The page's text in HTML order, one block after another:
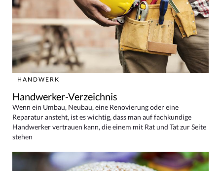
HANDWERK
Handwerker-Verzeichnis
Wenn ein Umbau, Neubau, eine Renovierung oder eine
Reparatur ansteht, ist es wichtig, dass man auf fachkundige
Handwerker vertrauen kann, die einem mit Rat und Tat zur Seite
stehen